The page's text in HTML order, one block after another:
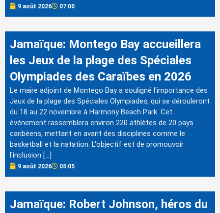
9 août 2026 07:00
Jamaïque: Montego Bay accueillera
les Jeux de la plage des Spéciales
Olympiades des Caraïbes en 2026
Le maire adjoint de Montego Bay a souligné l'importance des
Jeux de la plage des Spéciales Olympiades, qui se dérouleront
du 18 au 22 novembre à Harmony Beach Park. Cet
événement rassemblera environ 220 athlètes de 20 pays
caribéens, mettant en avant des disciplines comme le
basketball et la natation. L'objectif est de promouvoir
l'inclusion […]
9 août 2026 05:05
Jamaïque: Robert Johnson, héros du